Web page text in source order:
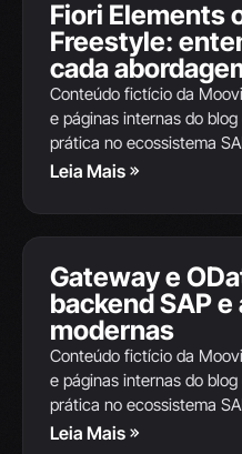
Fiori Elements
Freestyle:
cada
Conteúdo fictício da
e páginas internas do
prática no ecossistema
Leia Mais
Gateway e
backend SAP
modernas
Conteúdo fictício da
e páginas internas do
prática no ecossistema
Leia Mais